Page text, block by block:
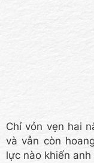
Chỉ vỏn vẹn hai
và vẫn còn
lực nào khiến